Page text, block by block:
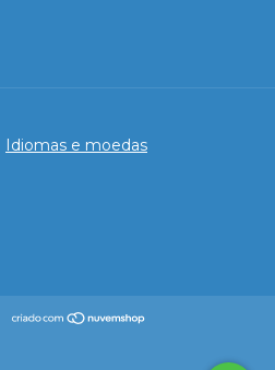
Idiomas e moedas